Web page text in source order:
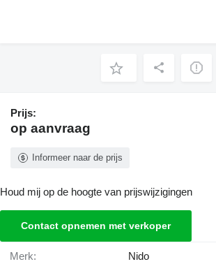
Prijs:
op aanvraag
Informeer naar de prijs
Houd mij op de hoogte van prijswijzigingen
Contact opnemen met verkoper
Merk: Nido